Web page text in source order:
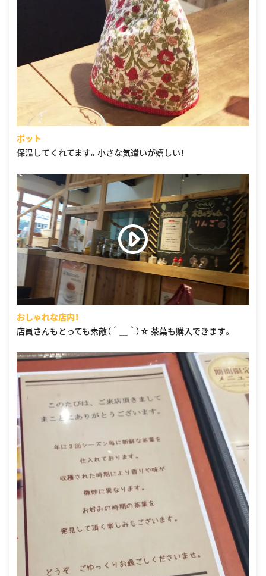
ポット
保温してくれてます。小さな気遣いが嬉しい！
おしゃれな店内！
店員さんもとっても素敵（＾＿＾）☆ 茶葉も購入できます。